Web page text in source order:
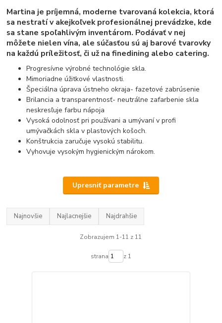
Martina je príjemná, moderne tvarovaná kolekcia, ktorá
sa nestratí v akejkoľvek profesionálnej prevádzke, kde
sa stane spoľahlivým inventárom. Podávať v nej
môžete nielen vína, ale súčasťou sú aj barové tvarovky
na každú príležitosť, či už na finedining alebo catering.
Progresívne výrobné technológie skla.
Mimoriadne úžitkové vlastnosti.
Špeciálna úprava ústneho okraja- fazetové zabrúsenie
Brilancia a transparentnosť- neutrálne zafarbenie skla
neskresľuje farbu nápoja
Vysoká odolnosť pri používani a umývaní v profi
umývačkách skla v plastových košoch.
Konštrukcia zaručuje vysokú stabilitu.
Vyhovuje vysokým hygienickým nárokom.
Upresniť parametre
Najnovšie Najlacnejšie Najdrahšie
Zobrazujem 1-11 z 11
strana z 1